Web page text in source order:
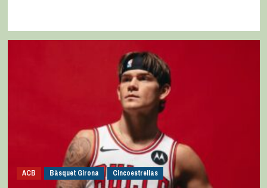
ACB Bàsquet Girona Cincoestrellas